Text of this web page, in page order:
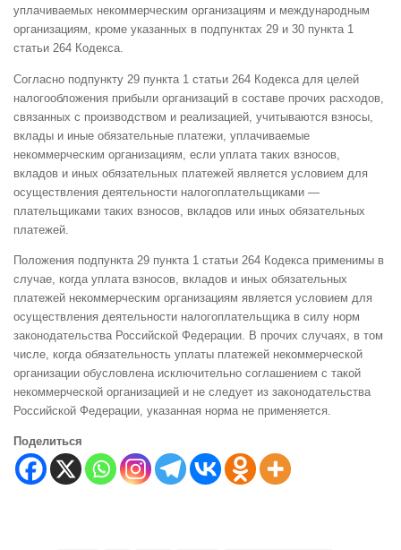
уплачиваемых некоммерческим организациям и международным
организациям, кроме указанных в подпунктах 29 и 30 пункта 1
статьи 264 Кодекса.
Согласно подпункту 29 пункта 1 статьи 264 Кодекса для целей
налогообложения прибыли организаций в составе прочих расходов,
связанных с производством и реализацией, учитываются взносы,
вклады и иные обязательные платежи, уплачиваемые
некоммерческим организациям, если уплата таких взносов,
вкладов и иных обязательных платежей является условием для
осуществления деятельности налогоплательщиками —
плательщиками таких взносов, вкладов или иных обязательных
платежей.
Положения подпункта 29 пункта 1 статьи 264 Кодекса применимы в
случае, когда уплата взносов, вкладов и иных обязательных
платежей некоммерческим организациям является условием для
осуществления деятельности налогоплательщика в силу норм
законодательства Российской Федерации. В прочих случаях, в том
числе, когда обязательность уплаты платежей некоммерческой
организации обусловлена исключительно соглашением с такой
некоммерческой организацией и не следует из законодательства
Российской Федерации, указанная норма не применяется.
Поделиться